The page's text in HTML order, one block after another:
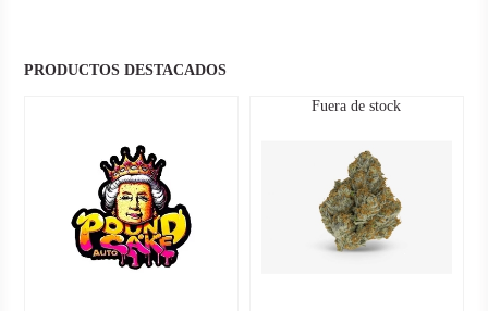
PRODUCTOS DESTACADOS
Fuera de stock